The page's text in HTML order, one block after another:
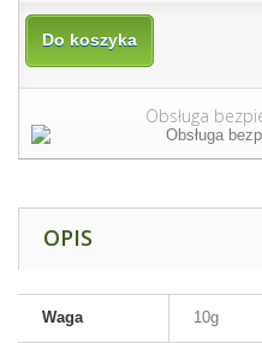
Do koszyka
Obsługa
OPIS
Waga 10g